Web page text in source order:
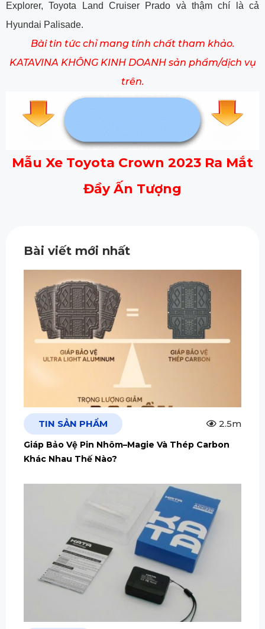
Explorer, Toyota Land Cruiser Prado và thậm chí là cả
Hyundai Palisade.
Bài tin tức chỉ mang tính chất tham khảo.
KATAVINA KHÔNG KINH DOANH sản phẩm/dịch vụ
trên.
Mẫu Xe Toyota Crown 2023 Ra Mắt
Đầy Ấn Tượng
Bài viết mới nhất
TIN SẢN PHẨM 2.5m
Giáp Bảo Vệ Pin Nhôm–Magie Và Thép Carbon
Khác Nhau Thế Nào?